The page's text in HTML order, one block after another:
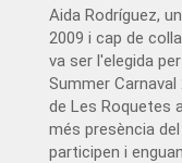
Aida Rodríguez,
2009 i cap de
va ser l'elegida
Summer
de Les Roquetes
més presència
participen i